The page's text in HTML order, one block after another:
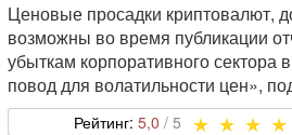
Ценовые просадки криптовалют,
возможны во время публикации
убыткам корпоративного сектора
повод для волатильности цен»,
5,0